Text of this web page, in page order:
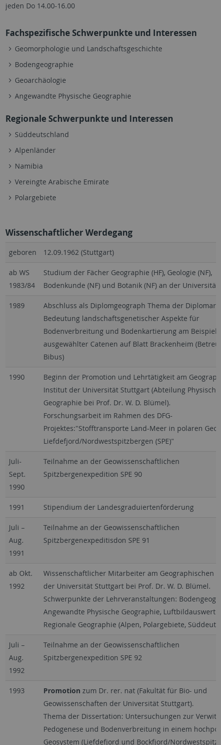
jeden Do 14.00-16.00
Fachspezifische Schwerpunkte und Interessen
Geomorphologie und Landschaftsgeschichte
Bodengeographie
Geoarchäologie
Angewandte Physische Geographie
Regionale Schwerpunkte und Interessen
Süddeutschland
Alpenländer
Namibia
Vereingte Arabische Emirate
Polargebiete
Wissenschaftlicher Werdegang
geboren 12.09.1962 (Stuttgart)
ab WS
1983/84
Studium der Fächer Geographie (HF), Geologie (NF),
Bodenkunde (NF) und Botanik (NF) an der Universität
1989
Abschluss als Diplomgeograph Thema der
Bedeutung landschaftsgenetischer Aspekte für
Bodenverbreitung und Bodenkartierung am Beispiel
ausgewählter Catenen auf Blatt Brackenheim
Bibus)
1990
Beginn der Promotion und Lehrtätigkeit am
Institut der Universität Stuttgart (Abteilung Physische
Geographie bei Prof. Dr. W. D. Blümel).
Forschungsarbeit im Rahmen des DFG-
Projektes:"Stofftransporte Land-Meer in polaren
Liefdefjord/Nordwestspitzbergen (SPE)"
Juli-
Sept.
1990
Teilnahme an der Geowissenschaftlichen
Spitzbergenexpedition SPE 90
1991 Stipendium der Landesgraduiertenförderung
Juli –
Aug.
1991
Teilnahme an der Geowissenschaftlichen
Spitzbergenexpeditisdon SPE 91
ab Okt.
1992
Wissenschaftlicher Mitarbeiter am Geographischen
der Universität Stuttgart bei Prof. Dr. W. D. Blümel.
Schwerpunkte der Lehrveranstaltungen:
Angewandte Physische Geographie,
Regionale Geographie (Alpen, Polargebiete,
Juli –
Aug.
1992
Teilnahme an der Geowissenschaftlichen
Spitzbergenexpedition SPE 92
1993 Promotion zum Dr. rer. nat (Fakultät für Bio- und
Geowissenschaften der Universität Stuttgart).
Thema der Dissertation: Untersuchungen zur
Pedogenese und Bodenverbreitung in einem
Geosystem (Liefdefjord und Bockfjord/